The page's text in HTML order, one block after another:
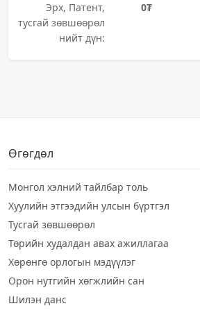
Эрх, Патент,
тусгай зөвшөөрөл
нийт дүн:
0₮
Өгөгдөл
Монгол хэлний тайлбар толь
Хуулийн этгээдийн улсын бүртгэл
Тусгай зөвшөөрөл
Төрийн худалдан авах ажиллагаа
Хөрөнгө орлогын мэдүүлэг
Орон нутгийн хөгжлийн сан
Шилэн данс